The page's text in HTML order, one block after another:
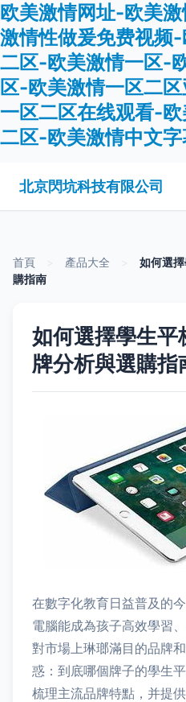
欧美激情网址-欧美
激情性做爰免费视频
二区-欧美激情一区-
区-欧美激情一区二
一区二区在线观看-
二区-欧美激情中文
北京閃坑科技有限公司
首頁 產品大全
如何選
購指南
如何選擇學生平
牌分析與選購指
在數字化教育日益普及的
電腦能成為孩子高效學習
對市場上琳瑯滿目的品牌
惑：到底哪個牌子的學生
梳理主流品牌特點，并提